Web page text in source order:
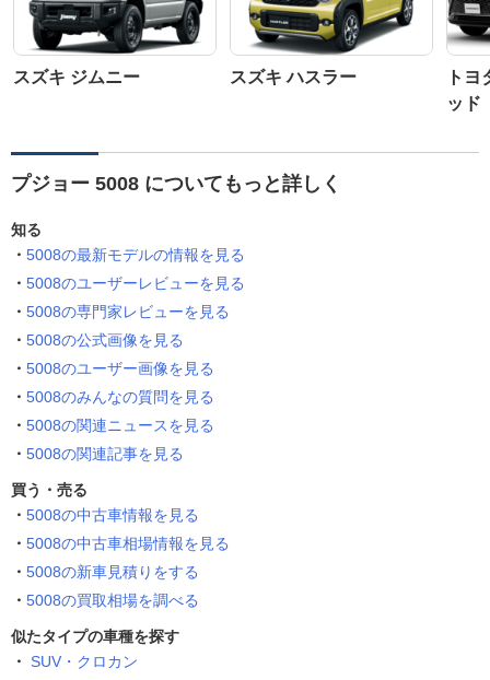
スズキ ジムニー スズキ ハスラー
ト
ッド
プジョー 5008 についてもっと詳しく
知る
5008の最新モデルの情報を見る
5008のユーザーレビューを見る
5008の専門家レビューを見る
5008の公式画像を見る
5008のユーザー画像を見る
5008のみんなの質問を見る
5008の関連ニュースを見る
5008の関連記事を見る
買う・売る
5008の中古車情報を見る
5008の中古車相場情報を見る
5008の新車見積りをする
5008の買取相場を調べる
似たタイプの車種を探す
SUV・クロカン